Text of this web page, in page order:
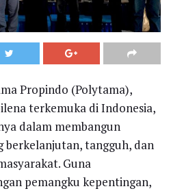
Propindo (Polytama),
terkemuka di Indonesia,
dalam membangun
tangguh, dan
Guna
pemangku kepentingan,